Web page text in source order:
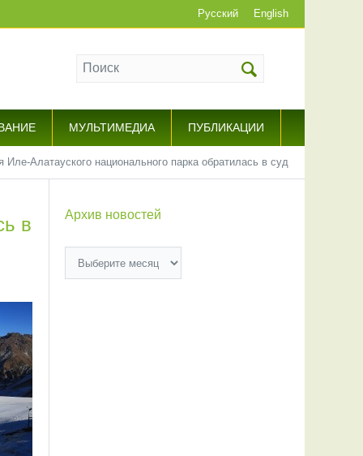
Русский English
МУЛЬТИМЕДИА ПУБЛИКАЦИИ
Иле-Алатауского национального парка обратилась в суд
в
Архив новостей
новостей